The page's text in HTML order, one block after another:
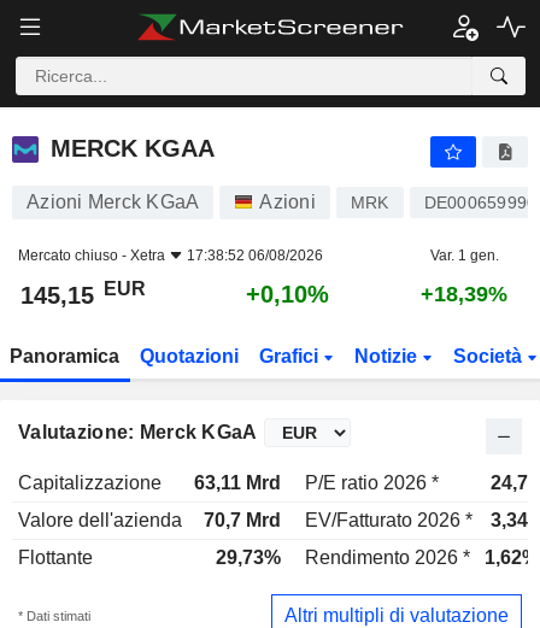
MERCK KGAA
MERCK KGAA
Azioni Merck KGaA Azioni MRK
Mercato chiuso - Xetra 17:38:52 06/08/2026 Var. 1 gen.
145,15 EUR +0,10% +18,39%
Panoramica Quotazioni Grafici Notizie Società
Valutazione: Merck KGaA
Capitalizzazione 63,11 Mrd P/E ratio 2026 *
24,7x
Valore dell'azienda
70,7 Mrd EV/Fatturato 2026 *
3,34x
Flottante
29,73% Rendimento 2026 * 1,62%
* Dati stimati Altri multipli di valutazione